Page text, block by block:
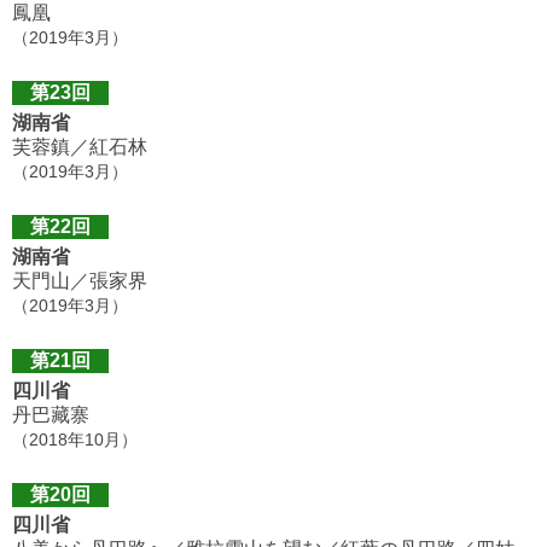
鳳凰
（2019年3月）
第23回
湖南省
芙蓉鎮／紅石林
（2019年3月）
第22回
湖南省
天門山／張家界
（2019年3月）
第21回
四川省
丹巴藏寨
（2018年10月）
第20回
四川省